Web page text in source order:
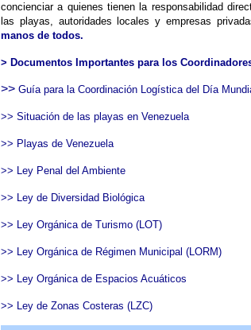
concienciar a quienes tienen la responsabilidad
las playas, autoridades locales y empresas
manos de todos.
> Documentos Importantes para los
>> Guía para la Coordinación Logística del Día
>> Situación de las playas en Venezuela
>> Playas de Venezuela
>> Ley Penal del Ambiente
>> Ley de Diversidad Biológica
>> Ley Orgánica de Turismo (LOT)
>> Ley Orgánica de Régimen Municipal (LORM)
>> Ley Orgánica de Espacios Acuáticos
>> Ley de Zonas Costeras (LZC)